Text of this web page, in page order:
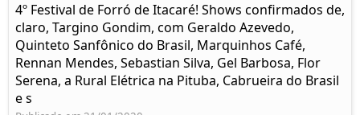
4º Festival de Forró de Itacaré! Shows confirmados de,
claro, Targino Gondim, com Geraldo Azevedo,
Quinteto Sanfônico do Brasil, Marquinhos Café,
Rennan Mendes, Sebastian Silva, Gel Barbosa, Flor
Serena, a Rural Elétrica na Pituba, Cabrueira do Brasil
e s